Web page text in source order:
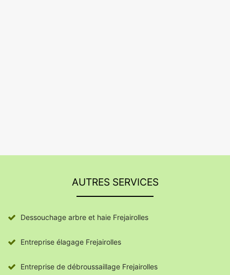
AUTRES SERVICES
Dessouchage arbre et haie Frejairolles
Entreprise élagage Frejairolles
Entreprise de débroussaillage Frejairolles